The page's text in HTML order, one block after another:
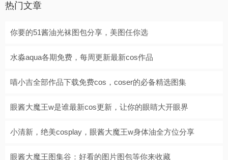
热门文章
你要的51酱油光袜图包分享，美图任你选
水淼aqua各期免费，每周更新最新cos作品
喵小吉全部作品下载免费cos，coser的必备精选图集
眼酱大魔王w是谁最新cos更新，让你的眼睛大开眼界
小清新，绝美cosplay，眼酱大魔王w身体油全方位分享
眼酱大魔王图集谷：好看的图片图包等你来收藏